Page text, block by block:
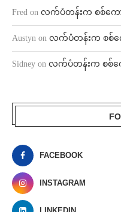
Fred on လက်ပံတန်းက စစ်ကော
Austyn on လက်ပံတန်းက စစ်က
Sidney on လက်ပံတန်းက စစ်က
FACEBOOK
INSTAGRAM